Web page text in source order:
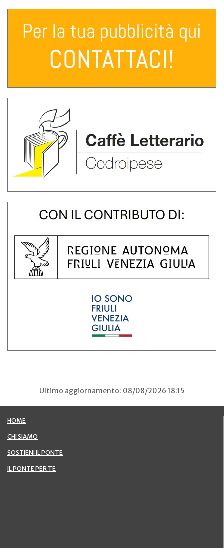
Ultimo aggiornamento: 08/08/2026 18:15
HOME
CHI SIAMO
SOSTIENI IL PONTE
IL PONTE PER TE